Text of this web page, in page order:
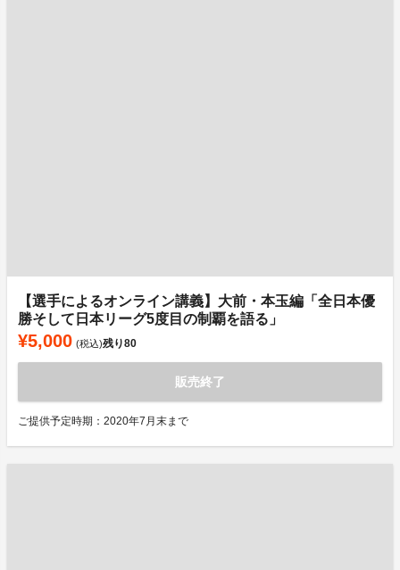
【選手によるオンライン講義】大前・本玉編「全日本優
勝そして日本リーグ5度目の制覇を語る」
¥5,000 (税込)残り80
販売終了
ご提供予定時期：2020年7月末まで